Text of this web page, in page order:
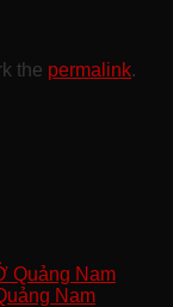
the permalink.
Quảng Nam
Nam